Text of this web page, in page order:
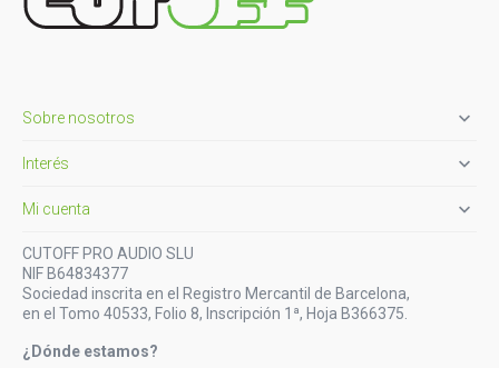
Sobre nosotros 
Interés 
Mi cuenta 
CUTOFF PRO AUDIO SLU
NIF B64834377
Sociedad inscrita en el Registro Mercantil de Barcelona,
en el Tomo 40533, Folio 8, Inscripción 1ª, Hoja B366375.
¿Dónde estamos?